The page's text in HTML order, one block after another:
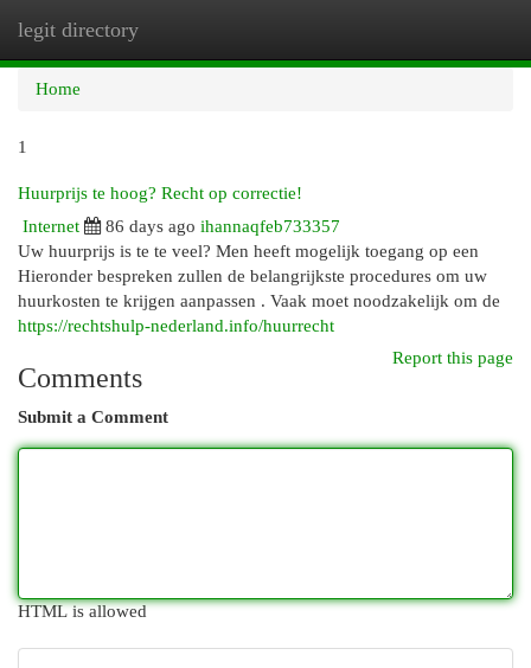
legit directory
Home
1
Huurprijs te hoog? Recht op correctie!
Internet
86 days ago ihannaqfeb733357
Uw huurprijs is te te veel? Men heeft mogelijk toegang op een
Hieronder bespreken zullen de belangrijkste procedures om uw
huurkosten te krijgen aanpassen . Vaak moet noodzakelijk om de
https://rechtshulp-nederland.info/huurrecht
Report this page
Comments
Submit a Comment
HTML is allowed